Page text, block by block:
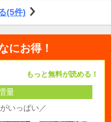
(5件)
にお得！
もっと無料が読める！
量
いっぱい／